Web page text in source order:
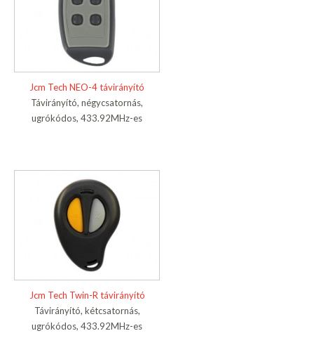
Jcm Tech NEO-4 távirányító
Távirányító, négycsatornás,
ugrókódos, 433.92MHz-es
Jcm Tech Twin-R távirányító
Távirányító, kétcsatornás,
ugrókódos, 433.92MHz-es